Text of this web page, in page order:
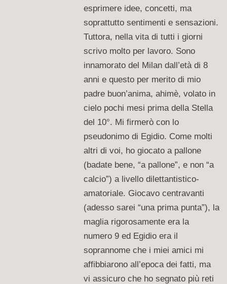
esprimere idee, concetti, ma
soprattutto sentimenti e sensazioni.
Tuttora, nella vita di tutti i giorni
scrivo molto per lavoro. Sono
innamorato del Milan dall’età di 8
anni e questo per merito di mio
padre buon’anima, ahimè, volato in
cielo pochi mesi prima della Stella
del 10°. Mi firmerò con lo
pseudonimo di Egidio. Come molti
altri di voi, ho giocato a pallone
(badate bene, “a pallone”, e non “a
calcio”) a livello dilettantistico-
amatoriale. Giocavo centravanti
(adesso sarei “una prima punta”), la
maglia rigorosamente era la
numero 9 ed Egidio era il
soprannome che i miei amici mi
affibbiarono all’epoca dei fatti, ma
vi assicuro che ho segnato più reti